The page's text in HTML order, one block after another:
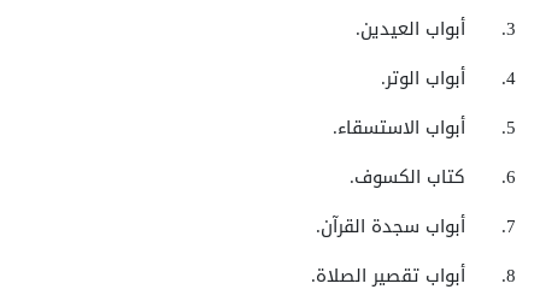
3.
أبواب العيدين.
4.
أبواب الوتر.
5.
أبواب الاستسقاء.
6.
كتاب الكسوف.
7.
أبواب سجدة القرآن.
8.
أبواب تقصير الصلاة.